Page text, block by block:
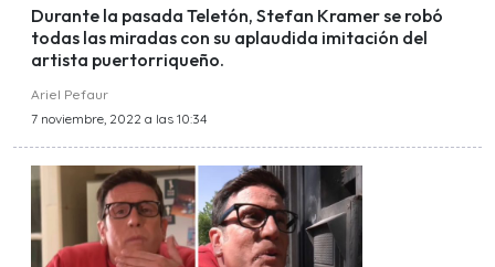
Durante la pasada Teletón, Stefan Kramer se robó
todas las miradas con su aplaudida imitación del
artista puertorriqueño.
Ariel Pefaur
7 noviembre, 2022 a las 10:34